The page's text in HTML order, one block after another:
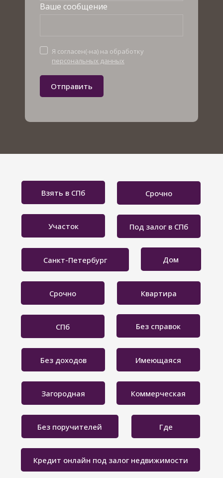
Ваше сообщение
Отправить
Я согласен(-на) на обработку
персональных данных
Кредит онлайн под залог недвижимости
Без доходов
Без поручителей
Без справок
Имеющаяся
Коммерческая
Загородная
Где
Участок
Квартира
Дом
Срочно
СПб
Под залог в СПб
Срочно
Санкт-Петербург
Взять в СПб